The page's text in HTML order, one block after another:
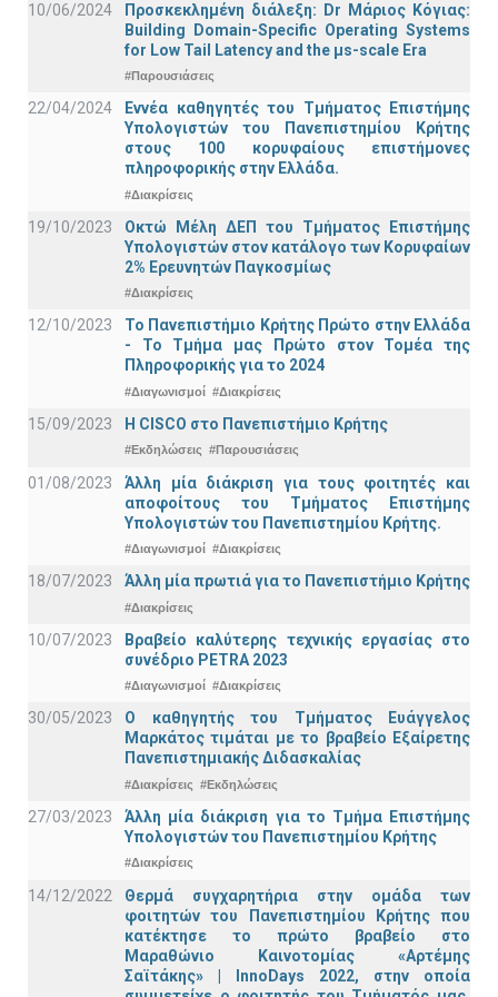
10/06/2024
Προσκεκλημένη διάλεξη: Dr Μάριος Κόγιας:
Building Domain-Specific Operating Systems
for Low Tail Latency and the μs-scale Era
#Παρουσιάσεις
22/04/2024
Εννέα καθηγητές του Τμήματος Επιστήμης
Υπολογιστών του Πανεπιστημίου Κρήτης
στους 100 κορυφαίους επιστήμονες
πληροφορικής στην Ελλάδα.
#Διακρίσεις
19/10/2023
Οκτώ Μέλη ΔΕΠ του Τμήματος Επιστήμης
Υπολογιστών στον κατάλογο των Κορυφαίων
2% Ερευνητών Παγκοσμίως
#Διακρίσεις
12/10/2023
Το Πανεπιστήμιο Κρήτης Πρώτο στην Ελλάδα
- Το Τμήμα μας Πρώτο στον Τομέα της
Πληροφορικής για το 2024
#Διαγωνισμοί #Διακρίσεις
15/09/2023 Η CISCO στο Πανεπιστήμιο Κρήτης
#Εκδηλώσεις #Παρουσιάσεις
01/08/2023
Άλλη μία διάκριση για τους φοιτητές και
αποφοίτους του Τμήματος Επιστήμης
Υπολογιστών του Πανεπιστημίου Κρήτης.
#Διαγωνισμοί #Διακρίσεις
18/07/2023 Άλλη μία πρωτιά για το Πανεπιστήμιο Κρήτης
#Διακρίσεις
10/07/2023
Βραβείο καλύτερης τεχνικής εργασίας στο
συνέδριο PETRA 2023
#Διαγωνισμοί #Διακρίσεις
30/05/2023
Ο καθηγητής του Τμήματος Ευάγγελος
Μαρκάτος τιμάται με το βραβείο Εξαίρετης
Πανεπιστημιακής Διδασκαλίας
#Διακρίσεις #Εκδηλώσεις
27/03/2023
Άλλη μία διάκριση για το Τμήμα Επιστήμης
Υπολογιστών του Πανεπιστημίου Κρήτης
#Διακρίσεις
14/12/2022
Θερμά συγχαρητήρια στην ομάδα των
φοιτητών του Πανεπιστημίου Κρήτης που
κατέκτησε το πρώτο βραβείο στο
Μαραθώνιο Καινοτομίας «Αρτέμης
Σαϊτάκης» | InnoDays 2022, στην οποία